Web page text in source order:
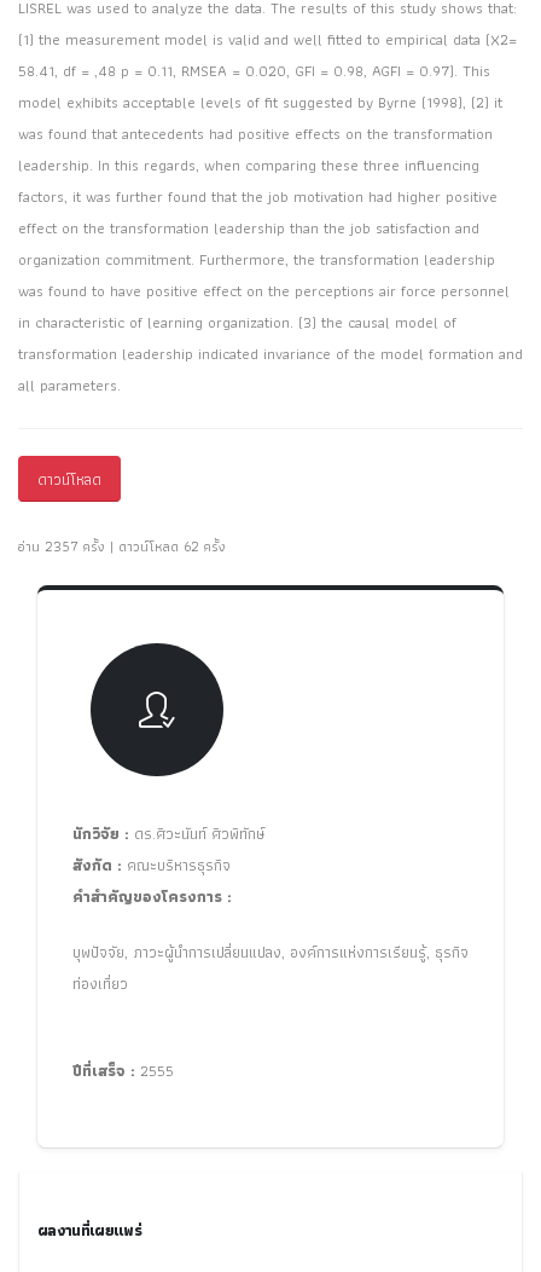
LISREL was used to analyze the data. The results of this study shows that:
(1) the measurement model is valid and well fitted to empirical data (X2=
58.41, df = ,48 p = 0.11, RMSEA = 0.020, GFI = 0.98, AGFI = 0.97). This
model exhibits acceptable levels of fit suggested by Byrne (1998), (2) it
was found that antecedents had positive effects on the transformation
leadership. In this regards, when comparing these three influencing
factors, it was further found that the job motivation had higher positive
effect on the transformation leadership than the job satisfaction and
organization commitment. Furthermore, the transformation leadership
was found to have positive effect on the perceptions air force personnel
in characteristic of learning organization. (3) the causal model of
transformation leadership indicated invariance of the model formation and
all parameters.
ดาวน์โหลด
อ่าน 2357 ครั้ง | ดาวน์โหลด 62 ครั้ง
นักวิจัย : ดร.ศิวะนันท์ ศิวพิทักษ์
สังกัด : คณะบริหารธุรกิจ
คำสำคัญของโครงการ :
บุพปัจจัย, ภาวะผู้นำการเปลี่ยนแปลง, องค์การแห่งการเรียนรู้, ธุรกิจ
ท่องเที่ยว
ปีที่เสร็จ : 2555
ผลงานที่เผยแพร่